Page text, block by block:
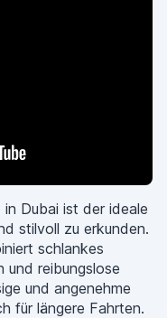
Dubai ist der ideale
stilvoll zu erkunden.
schlankes
und reibungslose
und angenehme
für längere Fahrten.